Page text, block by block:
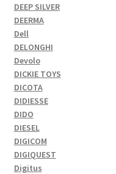
DEEP SILVER
DEERMA
Dell
DELONGHI
Devolo
DICKIE TOYS
DICOTA
DIDIESSE
DIDO
DIESEL
DIGICOM
DIGIQUEST
Digitus